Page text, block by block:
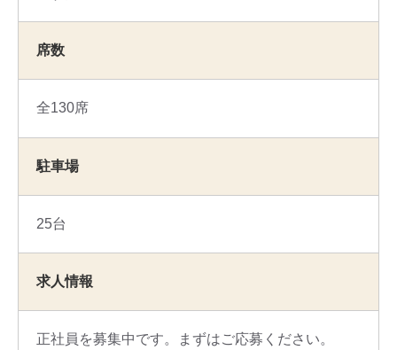
席数
全130席
駐車場
25台
求人情報
正社員を募集中です。まずはご応募ください。